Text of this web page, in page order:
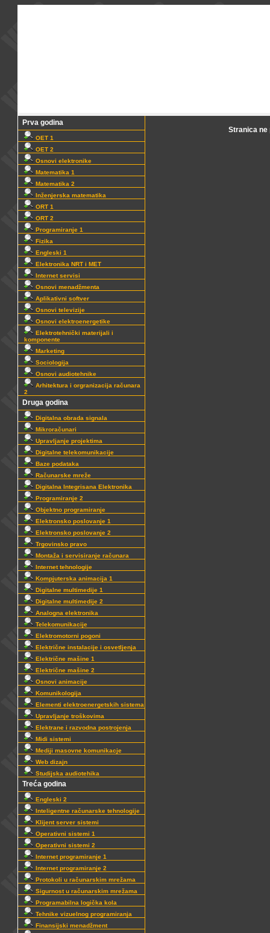
Prva godina
OET 1
OET 2
Osnovi elektronike
Matematika 1
Matematika 2
Inženjerska matematika
ORT 1
ORT 2
Programiranje 1
Fizika
Engleski 1
Elektronika NRT i MET
Internet servisi
Osnovi menadžmenta
Aplikativni softver
Osnovi televizije
Osnovi elektroenergetike
Elektrotehnički materijali i
komponente
Marketing
Sociologija
Osnovi audiotehnike
Arhitektura i orgranizacija računara
2
Druga godina
Digitalna obrada signala
Mikroračunari
Upravljanje projektima
Digitalne telekomunikacije
Baze podataka
Računarske mreže
Digitalna Integrisana Elektronika
Programiranje 2
Objektno programiranje
Elektronsko poslovanje 1
Elektronsko poslovanje 2
Trgovinsko pravo
Montaža i servisiranje računara
Internet tehnologije
Kompjuterska animacija 1
Digitalne multimedije 1
Digitalne multimedije 2
Analogna elektronika
Telekomunikacije
Elektromotorni pogoni
Električne instalacije i osvetljenja
Električne mašine 1
Električne mašine 2
Osnovi animacije
Komunikologija
Elementi elektroenergetskih sistema
Upravljanje troškovima
Elektrane i razvodna postrojenja
Midi sistemi
Mediji masovne komunikacje
Web dizajn
Studijska audiotehika
Treća godina
Engleski 2
Inteligentne računarske tehnologije
Klijent server sistemi
Operativni sistemi 1
Operativni sistemi 2
Internet programiranje 1
Internet programiranje 2
Protokoli u računarskim mrežama
Sigurnost u računarskim mrežama
Programabilna logička kola
Tehnike vizuelnog programiranja
Finansijski menadžment
Stranica ne